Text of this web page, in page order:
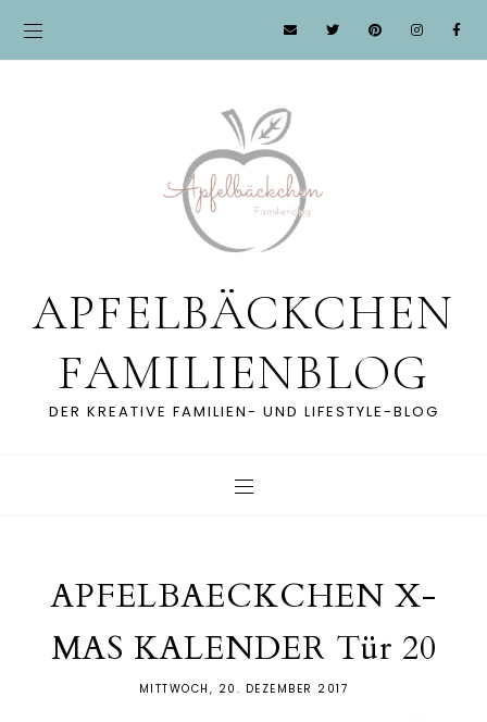
APFELBÄCKCHEN
FAMILIENBLOG
DER KREATIVE FAMILIEN- UND LIFESTYLE-BLOG
APFELBAECKCHEN X-
MAS KALENDER Tür 20
MITTWOCH, 20. DEZEMBER 2017